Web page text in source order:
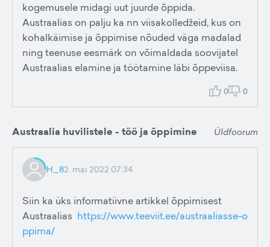
kogemusele midagi uut juurde õppida.
Austraalias on palju ka nn viisakolledžeid, kus on
kohalkäimise ja õppimise nõuded väga madalad
ning teenuse eesmärk on võimaldada soovijatel
Austraalias elamine ja töötamine läbi õppeviisa.
0 0
Austraalia huvilistele - töö ja õppimine Üldfoorum
H_82. mai 2022 07:34
Siin ka üks informatiivne artikkel õppimisest
Austraalias https://www.teeviit.ee/austraaliasse-o
ppima/